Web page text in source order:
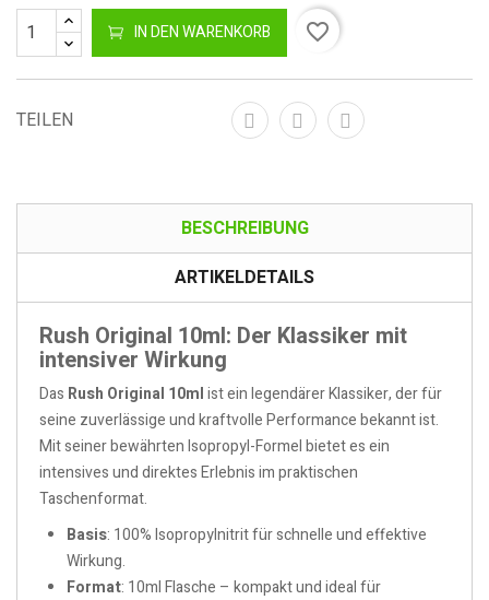
IN DEN WARENKORB favorite_border
TEILEN
BESCHREIBUNG
ARTIKELDETAILS
Rush Original 10ml: Der Klassiker mit
intensiver Wirkung
Das Rush Original 10mlist ein legendärer Klassiker, der für
seine zuverlässige und kraftvolle Performance bekannt ist.
Mit seiner bewährten Isopropyl-Formel bietet es ein
intensives und direktes Erlebnis im praktischen
Taschenformat.
Basis: 100% Isopropylnitrit für schnelle und effektive
Wirkung.
Format: 10ml Flasche – kompakt und ideal für